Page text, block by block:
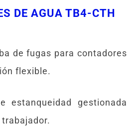
DE AGUA TB4-CTH
de fugas para contadores
flexible.
estanqueidad gestionada